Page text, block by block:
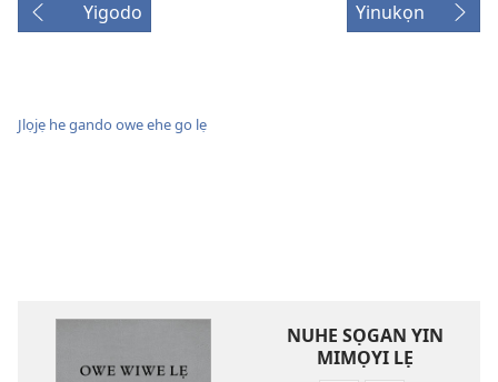
Yigodo Yinukọn
Jlọjẹ he gando owe ehe go lẹ
NUHE SỌGAN YIN
MIMỌYI LẸ